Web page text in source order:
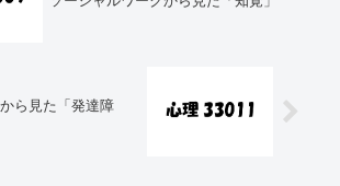
ら見た「発達障